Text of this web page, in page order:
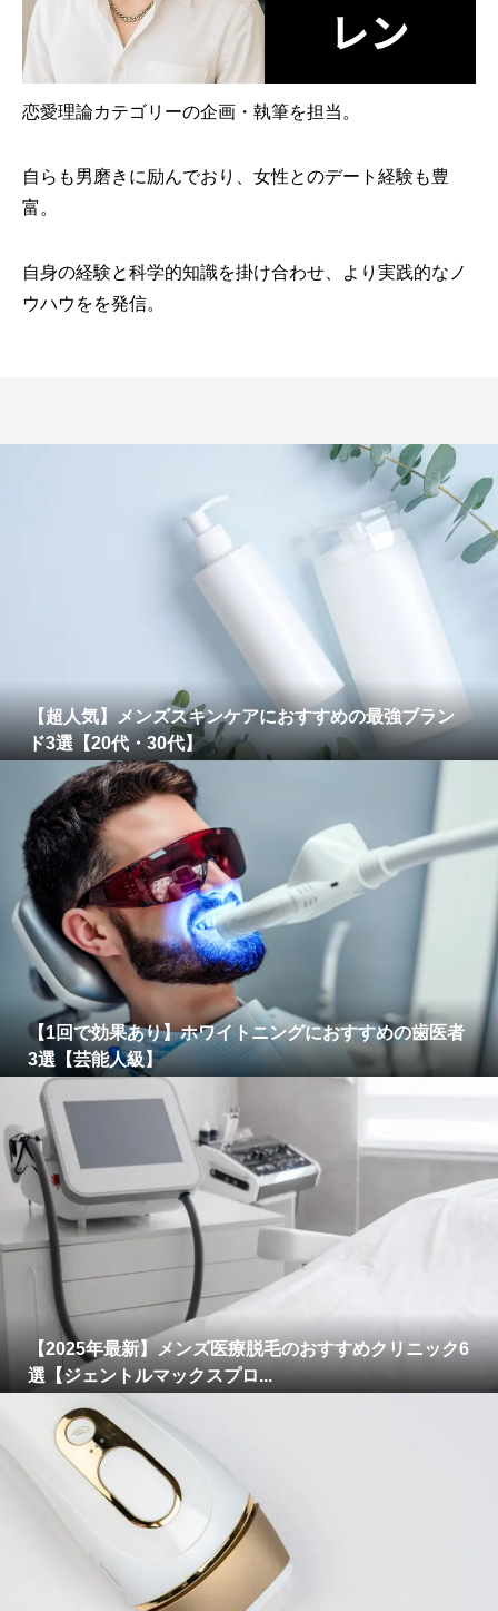
恋愛理論カテゴリーの企画・執筆を担当。
自らも男磨きに励んでおり、女性とのデート経験も豊
富。
自身の経験と科学的知識を掛け合わせ、より実践的なノ
ウハウをを発信。
【超人気】メンズスキンケアにおすすめの最強ブラン
ド3選【20代・30代】
【1回で効果あり】ホワイトニングにおすすめの歯医者
3選【芸能人級】
【2025年最新】メンズ医療脱毛のおすすめクリニック6
選【ジェントルマックスプロ...